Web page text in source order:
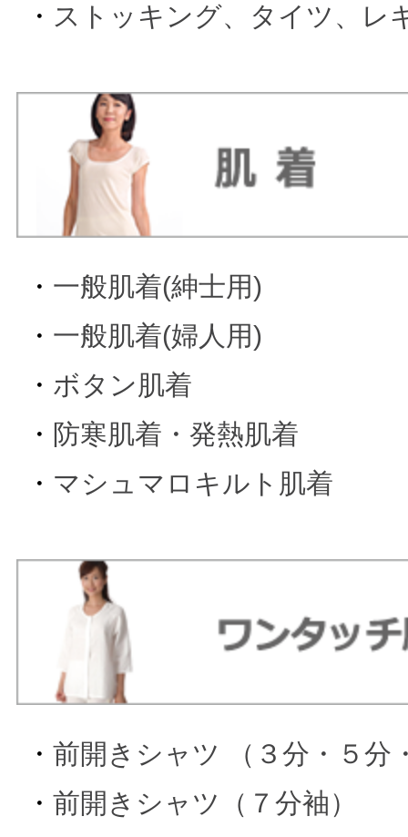
・ ストッキング、タイツ、レ
・ 一般肌着(紳士用)
・ 一般肌着(婦人用)
・ ボタン肌着
・ 防寒肌着・発熱肌着
・ マシュマロキルト肌着
・ 前開きシャツ （３分・５分
・ 前開きシャツ（７分袖）